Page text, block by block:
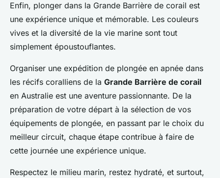
Enfin, plonger dans la Grande Barrière de corail est
une expérience unique et mémorable. Les couleurs
vives et la diversité de la vie marine sont tout
simplement époustouflantes.
Organiser une expédition de plongée en apnée dans
les récifs coralliens de la Grande Barrière de corail
en Australie est une aventure passionnante. De la
préparation de votre départ à la sélection de vos
équipements de plongée, en passant par le choix du
meilleur circuit, chaque étape contribue à faire de
cette journée une expérience unique.
Respectez le milieu marin, restez hydraté, et surtout,